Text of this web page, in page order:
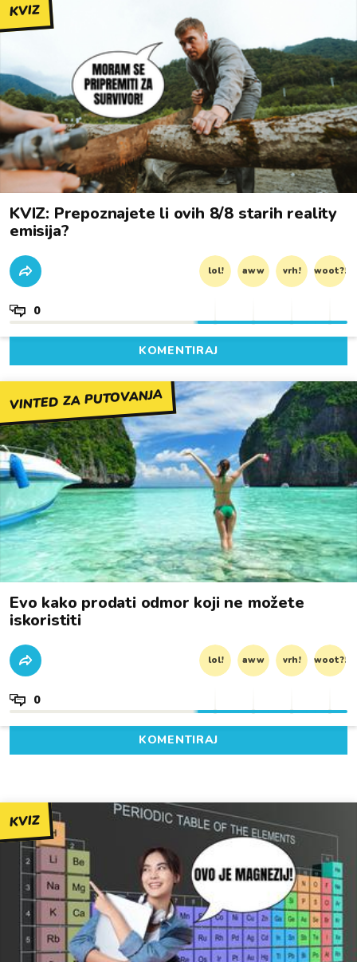
KVIZ
KVIZ: Prepoznajete li ovih 8/8 starih reality
emisija?
lol! aww vrh! woot?!
0
KOMENTIRAJ
VINTED ZA PUTOVANJA
Evo kako prodati odmor koji ne možete
iskoristiti
lol! aww vrh! woot?!
0
KOMENTIRAJ
KVIZ